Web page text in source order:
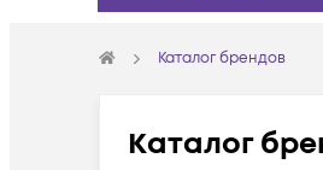
Каталог брендов
Каталог